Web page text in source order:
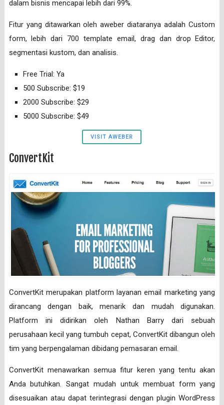
dalam bisnis mencapai lebih dari 99%.
Fitur yang ditawarkan oleh aweber diataranya adalah Custom
form, lebih dari 700 template email, drag dan drop Editor,
segmentasi kustom, dan analisis.
Free Trial: Ya
500 Subscribe: $19
2000 Subscribe: $29
5000 Subscribe: $49
VISIT AWEBER
ConvertKit
ConvertKit merupakan platform layanan email marketing yang
dirancang dengan baik, menarik dan mudah digunakan.
Platform ini didirikan oleh Nathan Barry dari sebuah
perusahaan kecil yang tumbuh cepat, ConvertKit dibangun oleh
tim yang berpengalaman dibidang pemasaran email.
ConvertKit menawarkan semua fitur keren yang tentu akan
Anda butuhkan. Sangat mudah untuk membuat form yang
disesuaikan atau dapat terintegrasi dengan plugin WordPress